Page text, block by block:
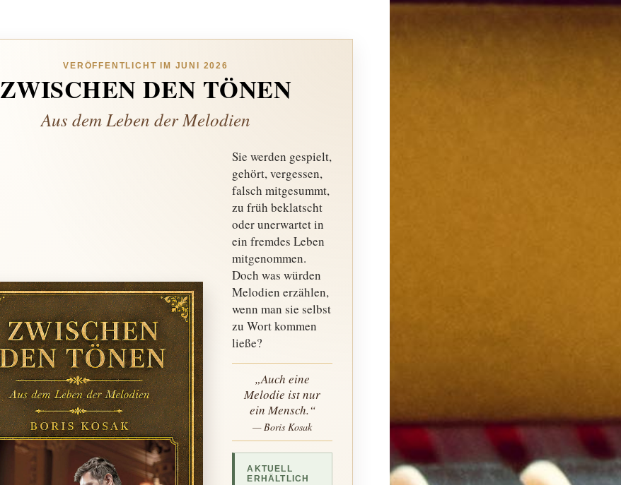
VERÖFFENTLICHT IM JUNI 2026
ZWISCHEN DEN TÖNEN
Aus dem Leben der Melodien
Sie werden gespielt,
gehört, vergessen,
falsch mitgesummt,
zu früh beklatscht
oder unerwartet in
ein fremdes Leben
mitgenommen.
Doch was würden
Melodien erzählen,
wenn man sie selbst
zu Wort kommen
ließe?
„Auch eine
Melodie ist nur
ein Mensch.“
— Boris Kosak
AKTUELL
ERHÄLTLICH